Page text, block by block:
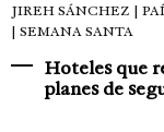
JIREH SÁNCHEZ |
| SEMANA SANTA
Hoteles que
planes de